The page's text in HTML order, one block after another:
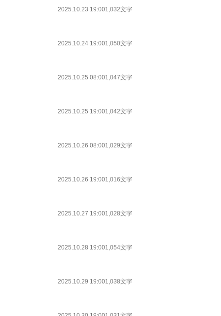
2025.10.23 19:001,032文字
2025.10.24 19:001,050文字
2025.10.25 08:001,047文字
2025.10.25 19:001,042文字
2025.10.26 08:001,029文字
2025.10.26 19:001,016文字
2025.10.27 19:001,028文字
2025.10.28 19:001,054文字
2025.10.29 19:001,038文字